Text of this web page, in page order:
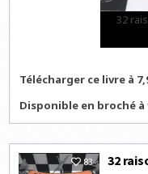
32
Télécharger ce livre à
Disponible en broché à
83 32